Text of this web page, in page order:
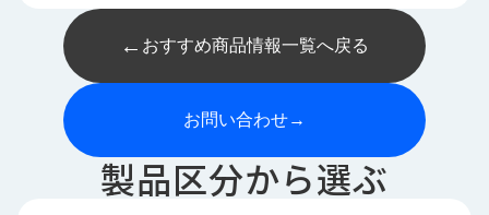
← おすすめ商品情報一覧へ戻る
お問い合わせ→
製品区分から選ぶ